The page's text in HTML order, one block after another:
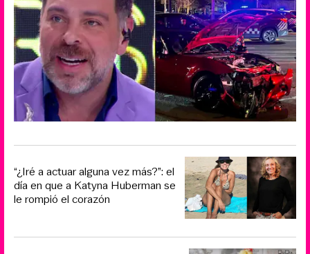
“¿Iré a actuar alguna vez más?”: el
día en que a Katyna Huberman se
le rompió el corazón